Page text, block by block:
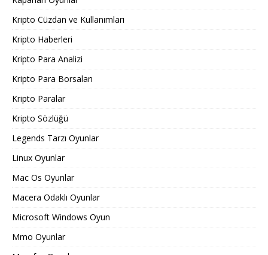
Kripto Cüzdan ve Kullanımları
Kripto Haberleri
Kripto Para Analizi
Kripto Para Borsaları
Kripto Paralar
Kripto Sözlüğü
Legends Tarzı Oyunlar
Linux Oyunlar
Mac Os Oyunlar
Macera Odaklı Oyunlar
Microsoft Windows Oyun
Mmo Oyunlar